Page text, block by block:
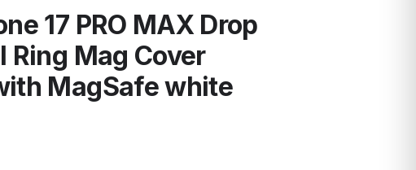
17 PRO MAX Drop
Ring Mag Cover
MagSafe white